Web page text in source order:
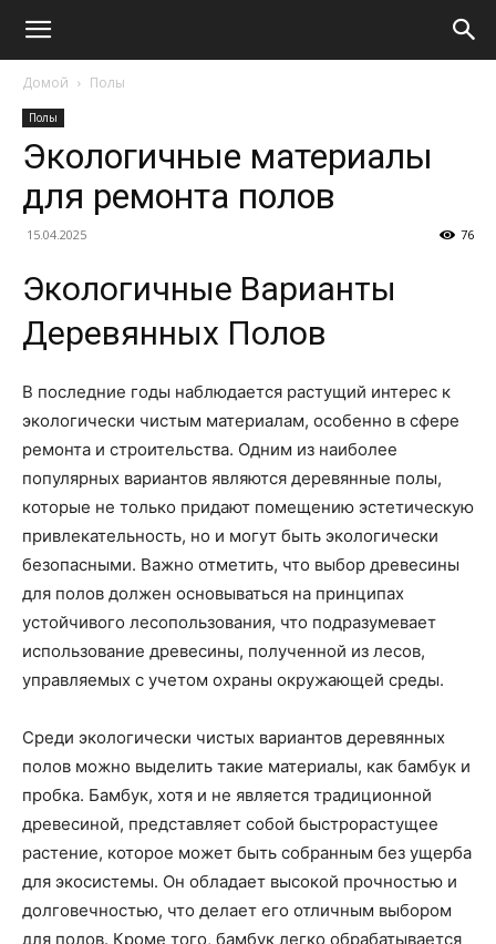
Домой Полы
Полы
Экологичные материалы
для ремонта полов
15.04.2025 76
Экологичные Варианты
Деревянных Полов
В последние годы наблюдается растущий интерес к
экологически чистым материалам, особенно в сфере
ремонта и строительства. Одним из наиболее
популярных вариантов являются деревянные полы,
которые не только придают помещению эстетическую
привлекательность, но и могут быть экологически
безопасными. Важно отметить, что выбор древесины
для полов должен основываться на принципах
устойчивого лесопользования, что подразумевает
использование древесины, полученной из лесов,
управляемых с учетом охраны окружающей среды.
Среди экологически чистых вариантов деревянных
полов можно выделить такие материалы, как бамбук и
пробка. Бамбук, хотя и не является традиционной
древесиной, представляет собой быстрорастущее
растение, которое может быть собранным без ущерба
для экосистемы. Он обладает высокой прочностью и
долговечностью, что делает его отличным выбором
для полов. Кроме того, бамбук легко обрабатывается